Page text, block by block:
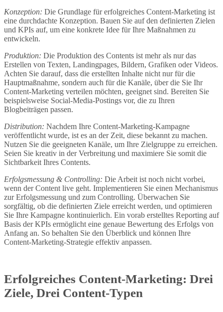
Konzeption: Die Grundlage für erfolgreiches Content-Marketing ist
eine durchdachte Konzeption. Bauen Sie auf den definierten Zielen
und KPIs auf, um eine konkrete Idee für Ihre Maßnahmen zu
entwickeln.
Produktion: Die Produktion des Contents ist mehr als nur das
Erstellen von Texten, Landingpages, Bildern, Grafiken oder Videos.
Achten Sie darauf, dass die erstellten Inhalte nicht nur für die
Hauptmaßnahme, sondern auch für die Kanäle, über die Sie Ihr
Content-Marketing verteilen möchten, geeignet sind. Bereiten Sie
beispielsweise Social-Media-Postings vor, die zu Ihren
Blogbeiträgen passen.
Distribution: Nachdem Ihre Content-Marketing-Kampagne
veröffentlicht wurde, ist es an der Zeit, diese bekannt zu machen.
Nutzen Sie die geeigneten Kanäle, um Ihre Zielgruppe zu erreichen.
Seien Sie kreativ in der Verbreitung und maximiere Sie somit die
Sichtbarkeit Ihres Contents.
Erfolgsmessung & Controlling: Die Arbeit ist noch nicht vorbei,
wenn der Content live geht. Implementieren Sie einen Mechanismus
zur Erfolgsmessung und zum Controlling. Überwachen Sie
sorgfältig, ob die definierten Ziele erreicht werden, und optimieren
Sie Ihre Kampagne kontinuierlich. Ein vorab erstelltes Reporting auf
Basis der KPIs ermöglicht eine genaue Bewertung des Erfolgs von
Anfang an. So behalten Sie den Überblick und können Ihre
Content-Marketing-Strategie effektiv anpassen.
Erfolgreiches Content-Marketing: Drei
Ziele, Drei Content-Typen